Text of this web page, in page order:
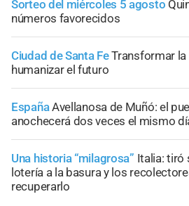
Sorteo del miércoles 5 agosto
números favorecidos
Ciudad de Santa FeTransformar
humanizar el futuro
EspañaAvellanosa de Muñó: el
anochecerá dos veces el mismo
Una historia “milagrosa” Italia: tiró
lotería a la basura y los
recuperarlo